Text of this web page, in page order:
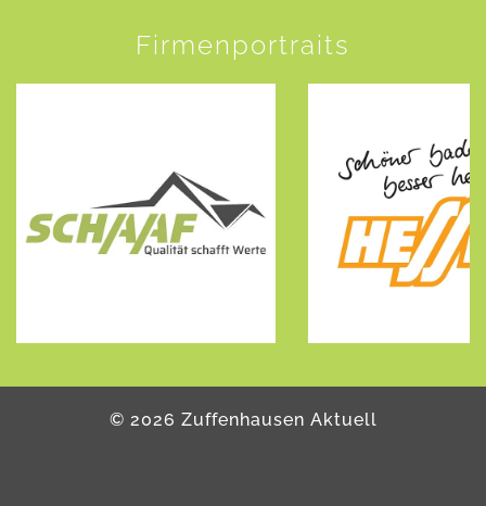
Firmenportraits
© 2026 Zuffenhausen Aktuell